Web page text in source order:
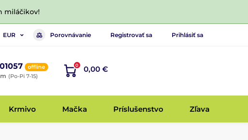
miláčikov!
EUR Porovnávanie Registrovať sa Prihlásiť sa
offline
(Po-Pi 7-15)
0 0,00 €
Krmivo Mačka Príslušenstvo Zľava